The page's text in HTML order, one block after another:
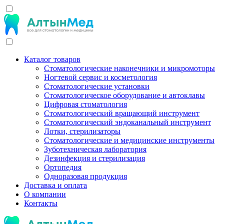
Каталог товаров
Стоматологические наконечники и микромоторы
Ногтевой сервис и косметология
Стоматологические установки
Стоматологическое оборудование и автоклавы
Цифровая стоматология
Стоматологический вращающий инструмент
Стоматологический эндоканальный инструмент
Лотки, стерилизаторы
Стоматологические и медицинские инструменты
Зуботехническая лаборатория
Дезинфекция и стерилизация
Ортопедия
Одноразовая продукция
Доставка и оплата
О компании
Контакты